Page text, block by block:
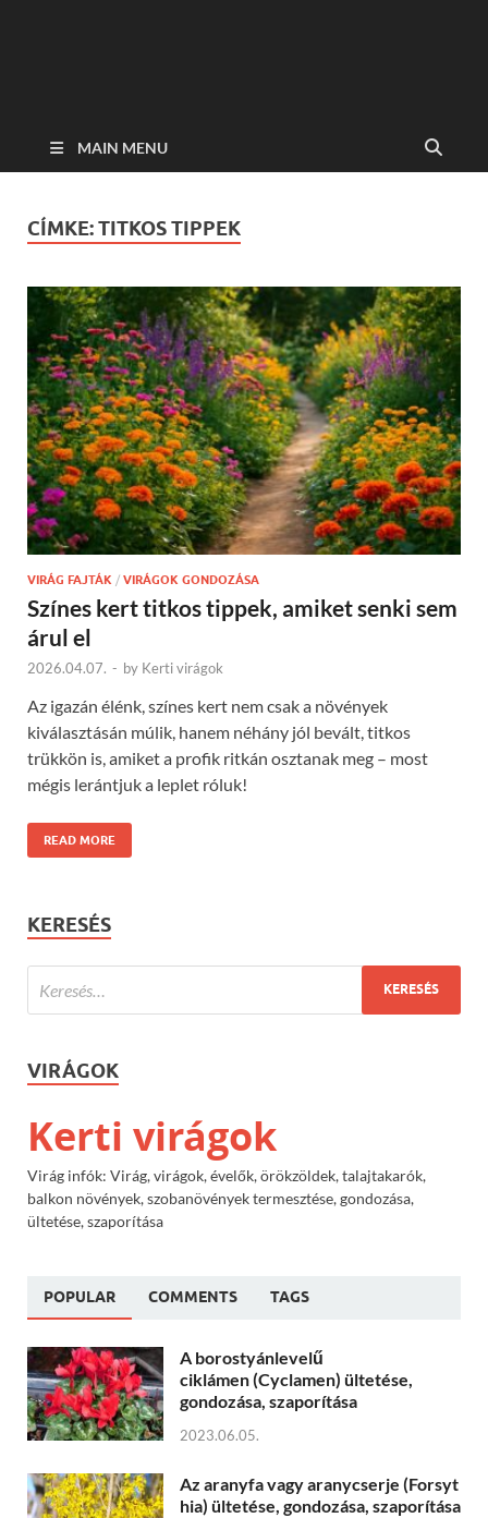
MAIN MENU
CÍMKE:TITKOS TIPPEK
VIRÁG FAJTÁK / VIRÁGOK GONDOZÁSA
Színes kert titkos tippek, amiket senki sem
árul el
2026.04.07. - by Kerti virágok
Az igazán élénk, színes kert nem csak a növények
kiválasztásán múlik, hanem néhány jól bevált, titkos
trükkön is, amiket a profik ritkán osztanak meg – most
mégis lerántjuk a leplet róluk!
READ MORE
KERESÉS
VIRÁGOK
Kerti virágok
Virág infók: Virág, virágok, évelők, örökzöldek, talajtakarók,
balkon növények, szobanövények termesztése, gondozása,
ültetése, szaporítása
POPULAR COMMENTS TAGS
A borostyánlevelű
ciklámen (Cyclamen) ültetése,
gondozása, szaporítása
2023.06.05.
Az aranyfa vagy aranycserje (Forsyt
hia) ültetése, gondozása, szaporítása